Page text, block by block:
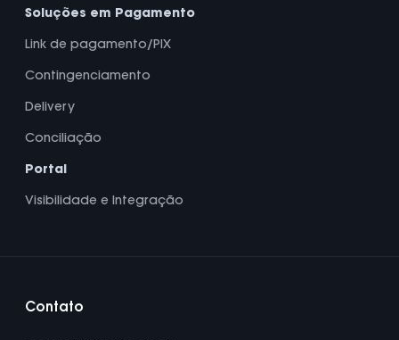
Soluções em Pagamento
Link de pagamento/PIX
Contingenciamento
Delivery
Conciliação
Portal
Visibilidade e Integração
Contato